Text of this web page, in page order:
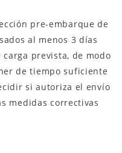
pre-embarque de
al menos 3 días
prevista, de modo
de tiempo suficiente
si autoriza el envío
medidas correctivas